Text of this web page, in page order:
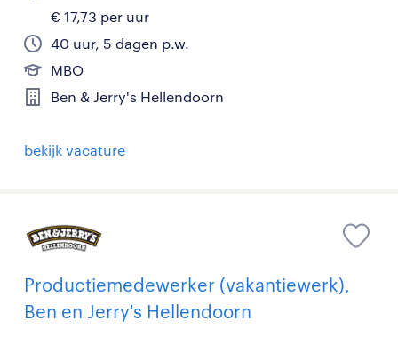
€ 17,73 per uur
40 uur, 5 dagen p.w.
MBO
Ben & Jerry's Hellendoorn
bekijk vacature
Productiemedewerker (vakantiewerk),
Ben en Jerry's Hellendoorn